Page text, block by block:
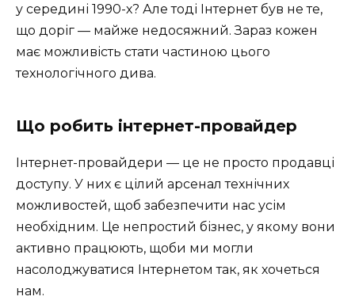
у середині 1990-х? Але тоді Інтернет був не те,
що доріг — майже недосяжний. Зараз кожен
має можливість стати частиною цього
технологічного дива.
Що робить інтернет-провайдер
Інтернет-провайдери — це не просто продавці
доступу. У них є цілий арсенал технічних
можливостей, щоб забезпечити нас усім
необхідним. Це непростий бізнес, у якому вони
активно працюють, щоби ми могли
насолоджуватися Інтернетом так, як хочеться
нам.